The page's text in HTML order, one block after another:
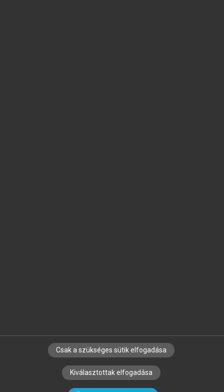
SZERZŐKNEK CÉGEKNEK KÖNYVTÁROSOKNAK
SZERKESZTÉSI ÉS LEKTORÁLÁSI ALAPELVEK
Csak a szükséges sütik elfogadása
Kiválasztottak elfogadása